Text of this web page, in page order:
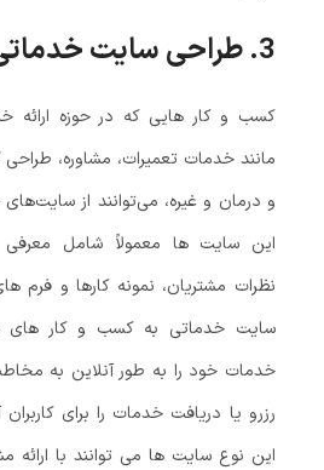
3. طراحی سایت
کسب‌ و کار هایی که در حوزه ارائه
مانند خدمات تعمیرات، مشاوره،
و درمان و غیره، می‌توانند از سایت‌های
این سایت‌ ها معمولاً شامل
نظرات مشتریان، نمونه‌ کارها و
سایت خدماتی به کسب‌ و کار های
خدمات خود را به‌ طور آنلاین به
رزرو یا دریافت خدمات را برای کاربران
این نوع سایت‌ ها می‌ توانند با ارائه